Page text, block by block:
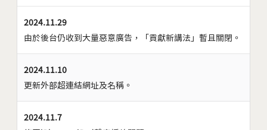
2024.11.29
由於後台仍收到大量惡意廣告，「貢獻新講法」暫且關閉。
2024.11.10
更新外部超連結網址及名稱。
2024.11.7